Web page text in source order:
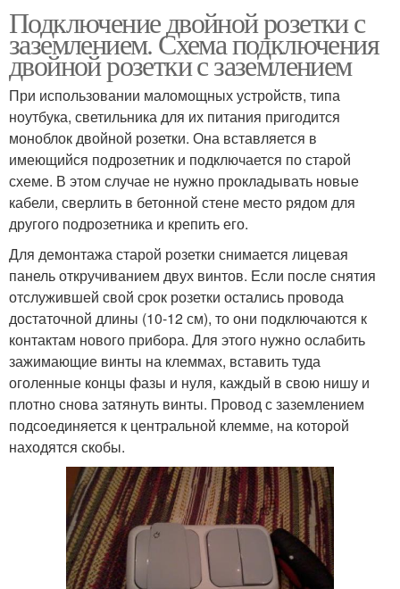
Подключение двойной розетки с
заземлением. Схема подключения
двойной розетки с заземлением
При использовании маломощных устройств, типа
ноутбука, светильника для их питания пригодится
моноблок двойной розетки. Она вставляется в
имеющийся подрозетник и подключается по старой
схеме. В этом случае не нужно прокладывать новые
кабели, сверлить в бетонной стене место рядом для
другого подрозетника и крепить его.
Для демонтажа старой розетки снимается лицевая
панель откручиванием двух винтов. Если после снятия
отслужившей свой срок розетки остались провода
достаточной длины (10-12 см), то они подключаются к
контактам нового прибора. Для этого нужно ослабить
зажимающие винты на клеммах, вставить туда
оголенные концы фазы и нуля, каждый в свою нишу и
плотно снова затянуть винты. Провод с заземлением
подсоединяется к центральной клемме, на которой
находятся скобы.